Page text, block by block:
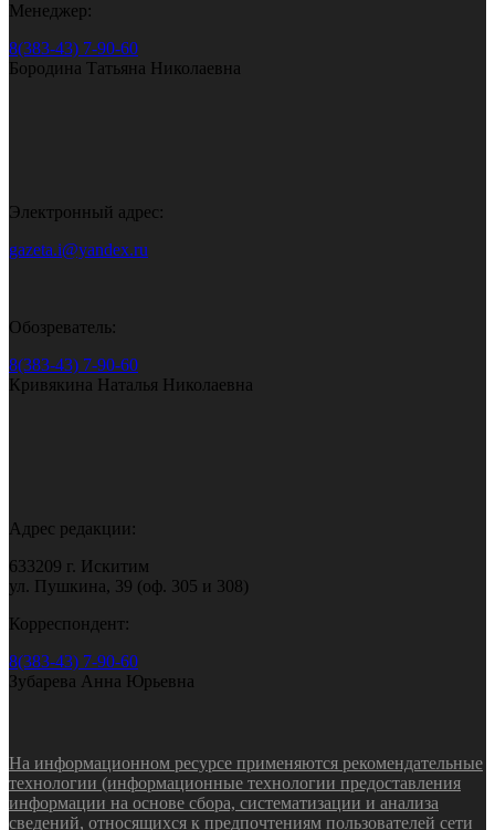
Менеджер:
8(383-43) 7-90-60
Бородина Татьяна Николаевна
Электронный адрес:
gazeta.i@yandex.ru
Обозреватель:
8(383-43) 7-90-60
Кривякина Наталья Николаевна
Адрес редакции:
633209 г. Искитим
ул. Пушкина, 39 (оф. 305 и 308)
Корреспондент:
8(383-43) 7-90-60
Зубарева Анна Юрьевна
На информационном ресурсе применяются рекомендательные
технологии (информационные технологии предоставления
информации на основе сбора, систематизации и анализа
сведений, относящихся к предпочтениям пользователей сети